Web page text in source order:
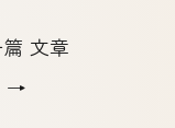
文章
→